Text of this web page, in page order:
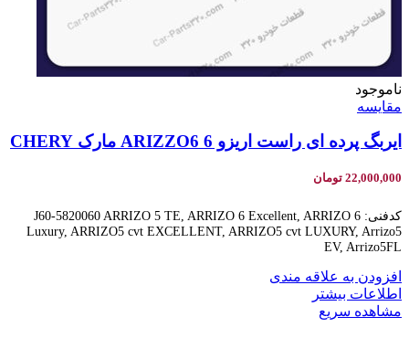
ناموجود
مقایسه
ایربگ پرده ای راست اریزو 6 ARIZZO6 مارک CHERY
22,000,000 تومان
کدفنی: J60-5820060 ARRIZO 5 TE, ARRIZO 6 Excellent, ARRIZO 6
Luxury, ARRIZO5 cvt EXCELLENT, ARRIZO5 cvt LUXURY, Arrizo5
EV, Arrizo5FL
افزودن به علاقه مندی
اطلاعات بیشتر
مشاهده سریع